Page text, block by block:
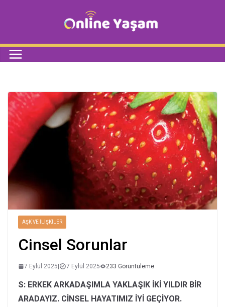
AŞK VE İLIŞKILER
Cinsel Sorunlar
7 Eylül 2025| 7 Eylül 2025 233 Görüntüleme
S: ERKEK ARKADAŞIMLA YAKLAŞIK İKİ YILDIR BİR
ARADAYIZ. CİNSEL HAYATIMIZ İYİ GEÇİYOR.